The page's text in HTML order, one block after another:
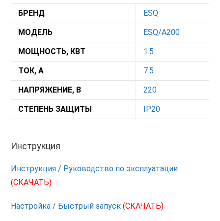
БРЕНД ESQ
МОДЕЛЬ ESQ/A200
МОЩНОСТЬ, КВТ 1.5
ТОК, А 7.5
НАПРЯЖЕНИЕ, В 220
СТЕПЕНЬ ЗАЩИТЫ IP20
Инструкция
Инструкция / Руководство по эксплуатации
(СКАЧАТЬ)
Настройка / Быстрый запуск(СКАЧАТЬ)